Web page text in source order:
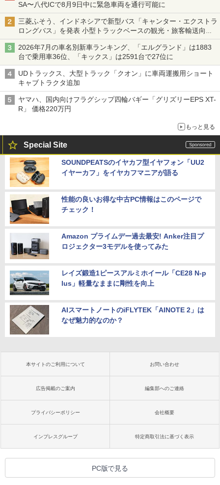
SA〜八代ICで8月9日中に緊急車両を通行可能に
三菱ふそう、インドネシアで新型バス「キャンター・エクストラ
ロングバス」を発表 小型トラックベースの観光・旅客輸送向け
バス
2026年7月の車名別新車ランキング、「エルグランド」は1883
台で乗用車36位、「キックス」は2591台で27位に
UDトラックス、大型トラック「クオン」に車両運搬用ショート
キャブトラクタ追加
ヤマハ、国内向けフラグシップ四輪バギー「グリズリーEPS XT-
R」 価格220万円
もっと見る
Special Site
SOUNDPEATSのイヤカフ型イヤフォン「UU2
イヤーカフ」をイヤカフマニアが語る
性能の良いお得な中古PC情報はこのページで
チェック！
Amazon プライムデー過去最安! Anker注目プ
ロジェクター3モデルを使ってみた
レイズ鍛造1ピースアルミホイール「CE28 N-p
lus」軽量なままに剛性を向上
AIスマートノートのiFLYTEK「AINOTE 2」は
なぜ魅力的なのか？
本サイトのご利用について お問い合わせ
広告掲載のご案内 編集部へのご連絡
プライバシーポリシー 会社概要
インプレスグループ 特定商取引法に基づく表示
PC版で見る